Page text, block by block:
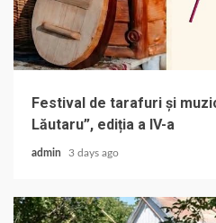
Festival de tarafuri și
Lăutaru”, ediția a IV-a
admin 3 days ago